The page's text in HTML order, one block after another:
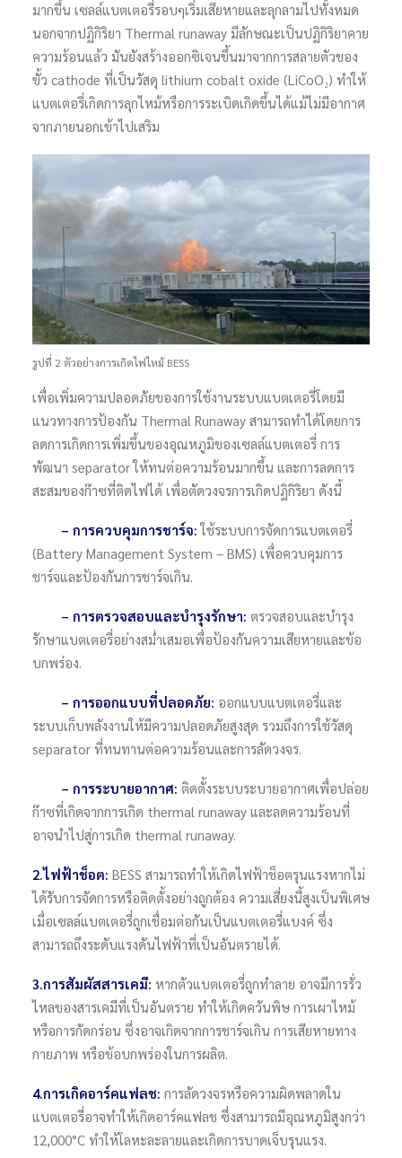
มากขึ้น เซลล์แบตเตอรี่รอบๆเริ่มเสียหายและลุกลามไปทั้งหมด
นอกจากปฏิกิริยา Thermal runaway มีลักษณะเป็นปฏิกิริยาคาย
ความร้อนแล้ว มันยังสร้างออกซิเจนขึ้นมาจากการสลายตัวของ
ขั้ว cathode ที่เป็นวัสดุ lithium cobalt oxide (LiCoO₂) ทำให้
แบตเตอรี่เกิดการลุกไหม้หรือการระเบิดเกิดขึ้นได้แม้ไม่มีอากาศ
จากภายนอกเข้าไปเสริม
รูปที่ 2 ตัวอย่างการเกิดไฟไหม้ BESS
เพื่อเพิ่มความปลอดภัยของการใช้งานระบบแบตเตอรี่โดยมี
แนวทางการป้องกัน Thermal Runaway สามารถทำได้โดยการ
ลดการเกิดการเพิ่มขึ้นของอุณหภูมิของเซลล์แบตเตอรี่ การ
พัฒนา separator ให้ทนต่อความร้อนมากขึ้น และการลดการ
สะสมของก๊าซที่ติดไฟได้ เพื่อตัดวงจรการเกิดปฏิกิริยา ดังนี้
– การควบคุมการชาร์จ:ใช้ระบบการจัดการแบตเตอรี่
(Battery Management System – BMS) เพื่อควบคุมการ
ชาร์จและป้องกันการชาร์จเกิน.
– การตรวจสอบและบำรุงรักษา: ตรวจสอบและบำรุง
รักษาแบตเตอรี่อย่างสม่ำเสมอเพื่อป้องกันความเสียหายและข้อ
บกพร่อง.
– การออกแบบที่ปลอดภัย: ออกแบบแบตเตอรี่และ
ระบบเก็บพลังงานให้มีความปลอดภัยสูงสุด รวมถึงการใช้วัสดุ
separator ที่ทนทานต่อความร้อนและการลัดวงจร.
– การระบายอากาศ: ติดตั้งระบบระบายอากาศเพื่อปล่อย
ก๊าซที่เกิดจากการเกิด thermal runaway และลดความร้อนที่
อาจนำไปสู่การเกิด thermal runaway.
2.ไฟฟ้าช็อต: BESS สามารถทำให้เกิดไฟฟ้าช็อตรุนแรงหากไม่
ได้รับการจัดการหรือติดตั้งอย่างถูกต้อง ความเสี่ยงนี้สูงเป็นพิเศษ
เมื่อเซลล์แบตเตอรี่ถูกเชื่อมต่อกันเป็นแบตเตอรี่แบงค์ ซึ่ง
สามารถถึงระดับแรงดันไฟฟ้าที่เป็นอันตรายได้.
3.การสัมผัสสารเคมี: หากตัวแบตเตอรี่ถูกทำลาย อาจมีการรั่ว
ไหลของสารเคมีที่เป็นอันตราย ทำให้เกิดควันพิษ การเผาไหม้
หรือการกัดกร่อน ซึ่งอาจเกิดจากการชาร์จเกิน การเสียหายทาง
กายภาพ หรือข้อบกพร่องในการผลิต.
4.การเกิดอาร์คแฟลช: การลัดวงจรหรือความผิดพลาดใน
แบตเตอรี่อาจทำให้เกิดอาร์คแฟลช ซึ่งสามารถมีอุณหภูมิสูงกว่า
12,000°C ทำให้โลหะละลายและเกิดการบาดเจ็บรุนแรง.